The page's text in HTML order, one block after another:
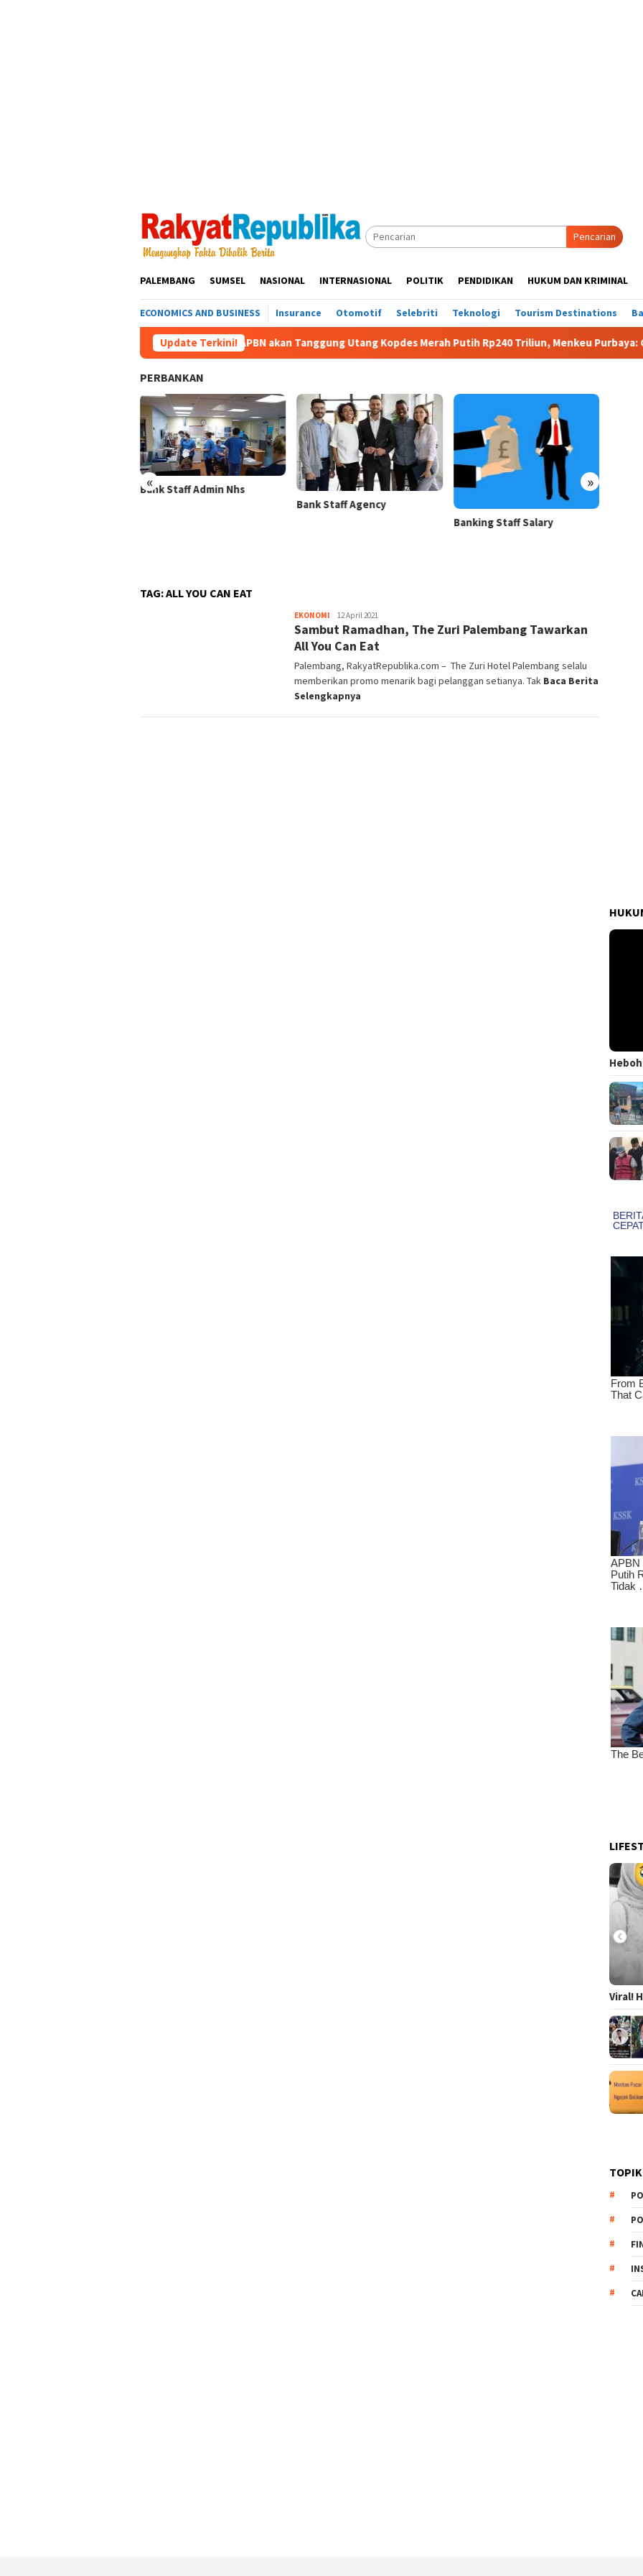
Pencarian
PALEMBANG SUMSEL NASIONAL INTERNASIONAL POLITIK PENDIDIKAN HUKUM DAN KRIMINAL
ECONOMICS AND BUSINESS Insurance Otomotif Selebriti Teknologi Tourism Destinations
Update Terkini!
APBN akan Tanggung Utang Kopdes Merah Putih Rp240 Triliun, Menkeu Purbaya: Cicilan Tidak
PERBANKAN
« »
Bank Staff Admin Nhs
Bank Staff Agency
Banking Staff Salary
TAG:ALL YOU CAN EAT
EKONOMI Rakyat
Republika
12 April 2021
Sambut Ramadhan, The Zuri Palembang Tawarkan
All You Can Eat
Palembang, RakyatRepublika.com – The Zuri Hotel Palembang selalu
memberikan promo menarik bagi pelanggan setianya. Tak Baca Berita
Selengkapnya
Viral!